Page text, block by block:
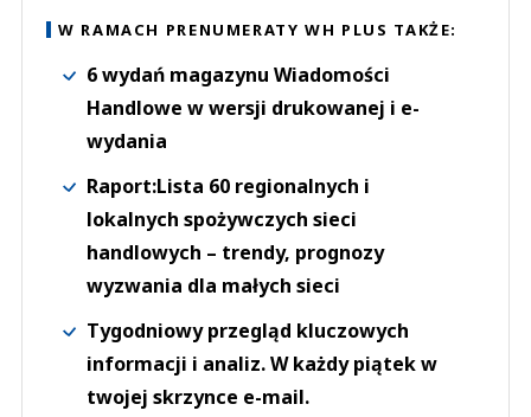
W RAMACH PRENUMERATY WH PLUS TAKŻE:
6 wydań magazynu Wiadomości
Handlowe w wersji drukowanej i e-
wydania
Raport:Lista 60 regionalnych i
lokalnych spożywczych sieci
handlowych – trendy, prognozy
wyzwania dla małych sieci
Tygodniowy przegląd kluczowych
informacji i analiz. W każdy piątek w
twojej skrzynce e-mail.